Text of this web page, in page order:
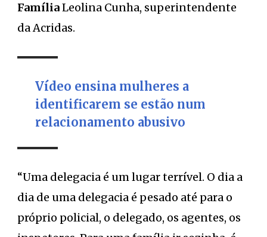
FamíliaLeolina Cunha, superintendente
da Acridas.
Vídeo ensina mulheres a
identificarem se estão num
relacionamento abusivo
“Uma delegacia é um lugar terrível. O dia a
dia de uma delegacia é pesado até para o
próprio policial, o delegado, os agentes, os